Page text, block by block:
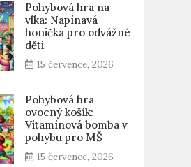
Pohybová hra na
vlka: Napínavá
honička pro odvážné
děti
15 července, 2026
Pohybová hra
ovocný košík:
Vitamínová bomba v
pohybu pro MŠ
15 července, 2026